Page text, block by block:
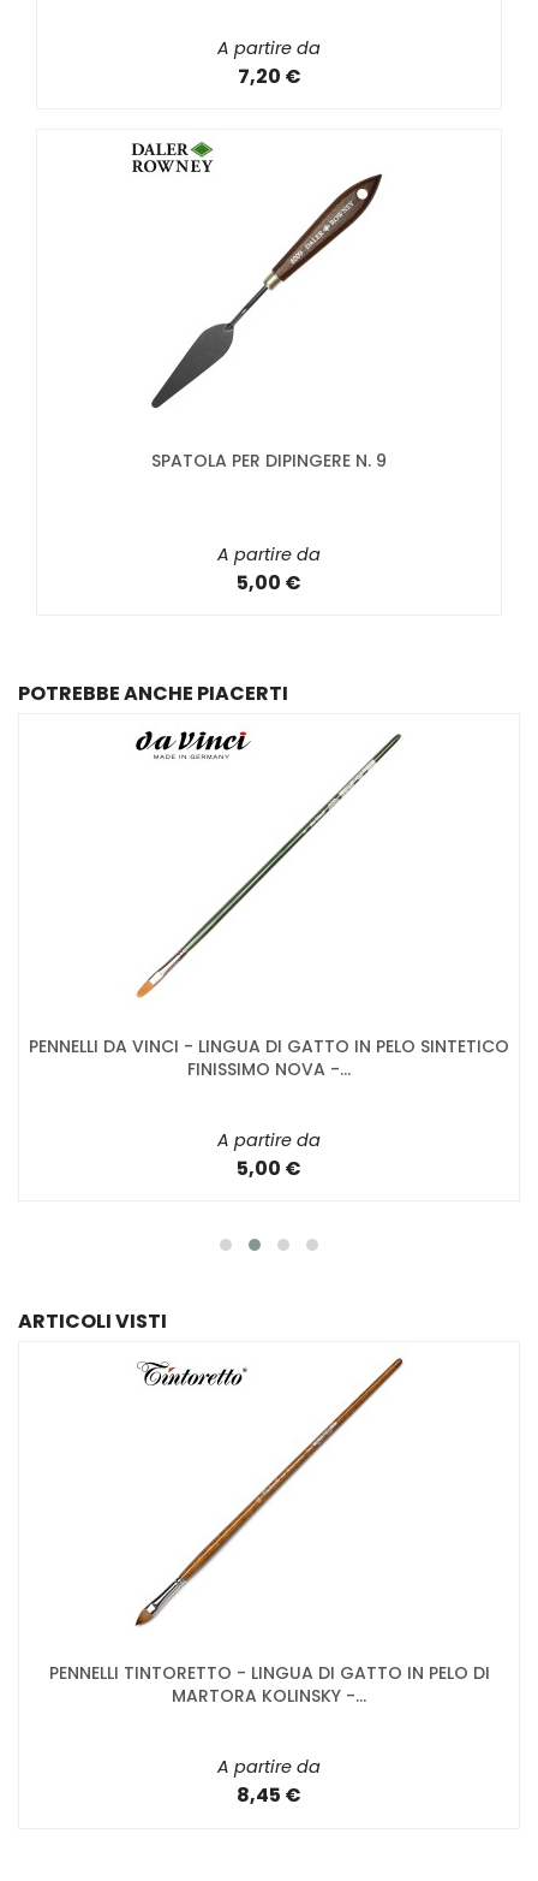
A partire da
7,20 €
SPATOLA PER DIPINGERE N. 9
A partire da
5,00 €
POTREBBE ANCHE PIACERTI
PENNELLI DA VINCI - LINGUA DI GATTO IN PELO SINTETICO
FINISSIMO NOVA -...
A partire da
5,00 €
ARTICOLI VISTI
PENNELLI TINTORETTO - LINGUA DI GATTO IN PELO DI
MARTORA KOLINSKY -...
A partire da
8,45 €